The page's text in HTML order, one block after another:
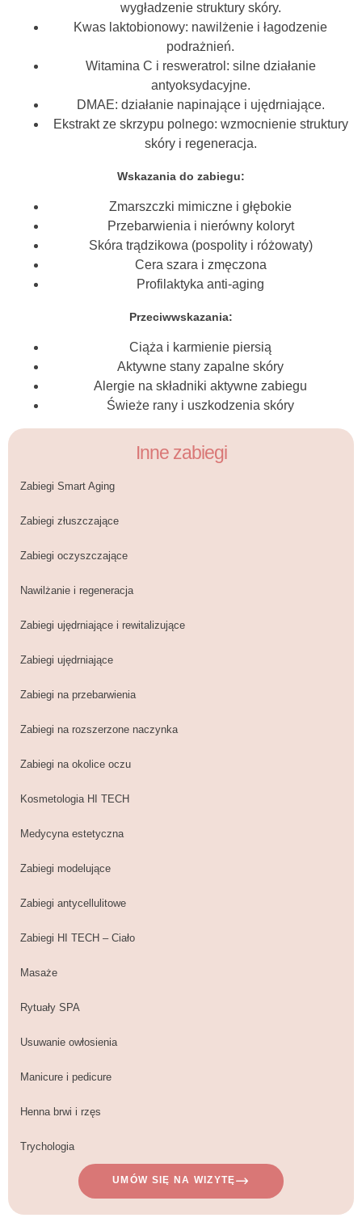
Inne zabiegi
Zabiegi Smart Aging
Zabiegi złuszczające
Zabiegi oczyszczające
Nawilżanie i regeneracja
Zabiegi ujędrniające i rewitalizujące
Zabiegi ujędrniające
Zabiegi na przebarwienia
Zabiegi na rozszerzone naczynka
Zabiegi na okolice oczu
Kosmetologia HI TECH
Medycyna estetyczna
Zabiegi modelujące
Zabiegi antycellulitowe
Zabiegi HI TECH – Ciało
Masaże
Rytuały SPA
Usuwanie owłosienia
Manicure i pedicure
Henna brwi i rzęs
Trychologia
UMÓW SIĘ NA WIZYTĘ
wygładzenie struktury skóry.
Kwas laktobionowy: nawilżenie i łagodzenie
podrażnień.
Witamina C i resweratrol: silne działanie
antyoksydacyjne.
DMAE: działanie napinające i ujędrniające.
Ekstrakt ze skrzypu polnego: wzmocnienie struktury
skóry i regeneracja.
Wskazania do zabiegu:
Zmarszczki mimiczne i głębokie
Przebarwienia i nierówny koloryt
Skóra trądzikowa (pospolity i różowaty)
Cera szara i zmęczona
Profilaktyka anti-aging
Przeciwwskazania:
Ciąża i karmienie piersią
Aktywne stany zapalne skóry
Alergie na składniki aktywne zabiegu
Świeże rany i uszkodzenia skóry